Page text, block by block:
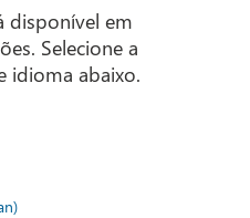
disponível em
Selecione a
idioma abaixo.